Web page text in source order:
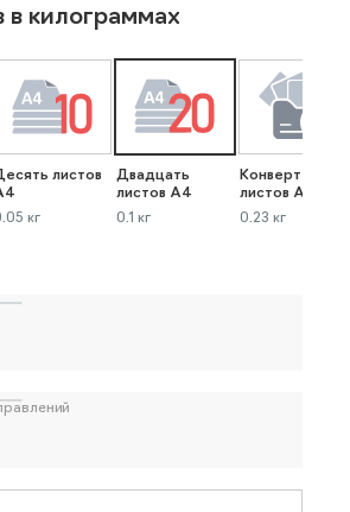
в килограммах
листов
кг
Двадцать
листов А4
0.1 кг
Конверт до 40
листов А4
0.23 кг